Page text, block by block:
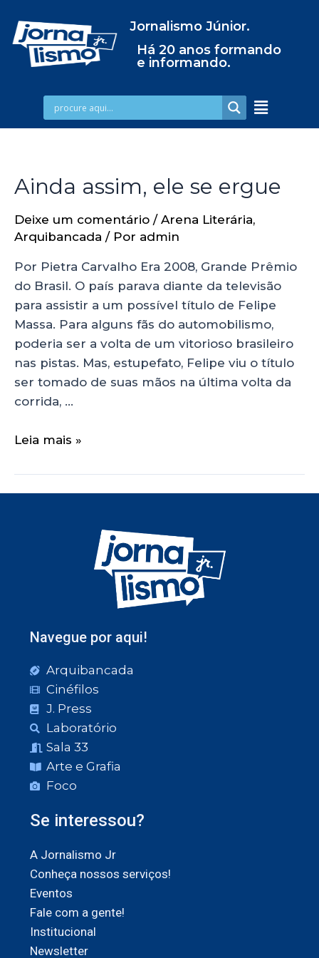
Jornalismo Júnior.
Há 20 anos formando
e informando.
Ainda assim, ele se ergue
Deixe um comentário / Arena Literária,
Arquibancada / Por admin
Por Pietra Carvalho Era 2008, Grande Prêmio
do Brasil. O país parava diante da televisão
para assistir a um possível título de Felipe
Massa. Para alguns fãs do automobilismo,
poderia ser a volta de um vitorioso brasileiro
nas pistas. Mas, estupefato, Felipe viu o título
ser tomado de suas mãos na última volta da
corrida, …
Leia mais »
Navegue por aqui!
Arquibancada
Cinéfilos
J. Press
Laboratório
Sala 33
Arte e Grafia
Foco
Se interessou?
A Jornalismo Jr
Conheça nossos serviços!
Eventos
Fale com a gente!
Institucional
Newsletter